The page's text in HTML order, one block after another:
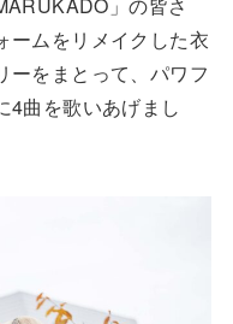
ームをリメイクした衣
ーをまとって、パワフ
4曲を歌いあげまし